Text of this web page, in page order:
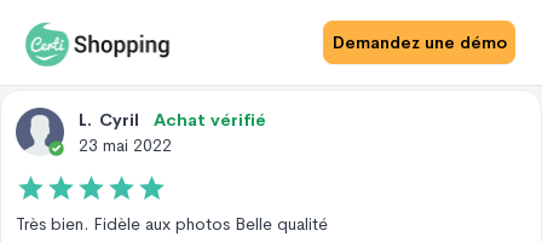
Demandez une démo
Avis Produit
L. Cyril
Achat vérifié
23 mai 2022
Très bien. Fidèle aux photos Belle qualité